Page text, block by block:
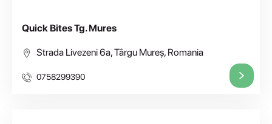
Quick Bites Tg. Mures
Strada Livezeni 6a, Târgu Mureș, Romania
0758299390